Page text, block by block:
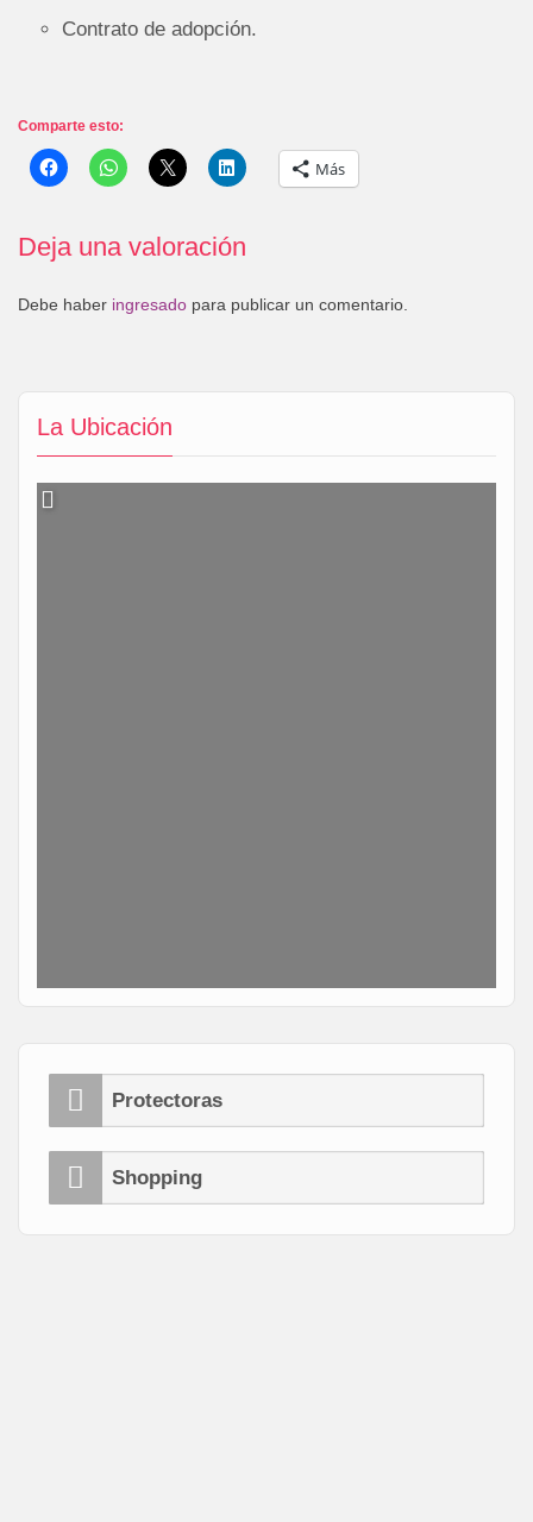
La Ubicación
Protectoras
Shopping
Contrato de adopción.
Comparte esto:
Más
Deja una valoración
Debe haber ingresado para publicar un comentario.